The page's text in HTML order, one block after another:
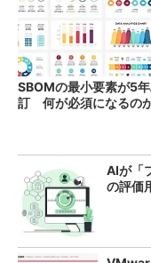
SBOMの最小要素が5
訂 何が必須になるの
AIが「
の評価